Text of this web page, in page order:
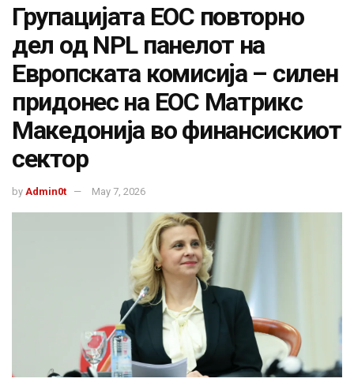
Групацијата ЕОС повторно
дел од NPL панелот на
Европската комисија – силен
придонес на ЕОС Матрикс
Македонија во финансискиот
сектор
by Admin0t May 7, 2026